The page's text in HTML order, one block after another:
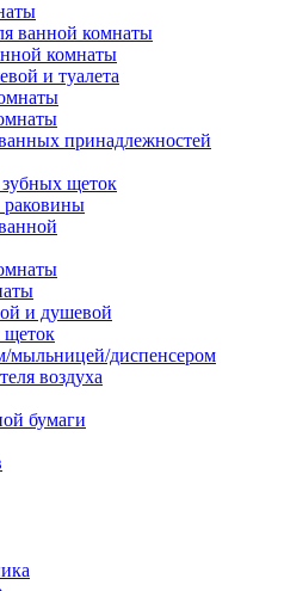
ванной комнаты
комнаты
и туалета
принадлежностей
щеток
и душевой
щеток
мыльницей/диспенсером
воздуха
бумаги